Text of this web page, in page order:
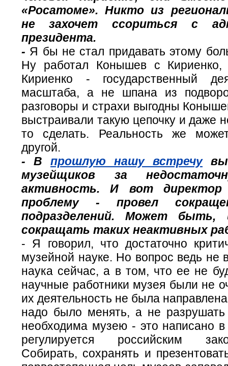
«Росатоме». Никто из
не захочет ссориться с
президента.
- Я бы не стал придавать этому
Ну работал Конышев с Кириенко,
Кириенко - государственный
масштаба, а не шпана из
разговоры и страхи выгодны
выстраивали такую цепочку и даже
то сделать. Реальность же
другой.
- В прошлую нашу встречувы
музейщиков за
активность. И вот
проблему - провел
подразделений. Может
сокращать таких неактивных
- Я говорил, что достаточно
музейной науке. Но вопрос ведь не
наука сейчас, а в том, что ее не
научные работники музея были не
их деятельность не была
надо было менять, а не
необходима музею - это написано
регулируется российским
Собирать, сохранять и